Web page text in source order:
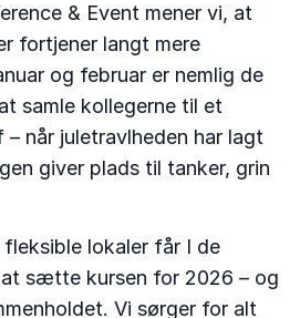
& Event mener vi, at
fortjener langt mere
og februar er nemlig de
samle kollegerne til et
når juletravlheden har lagt
giver plads til tanker, grin
fleksible lokaler får I de
sætte kursen for 2026 – og
Vi sørger for alt